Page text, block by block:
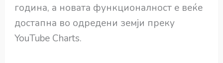
година, а новата функционалност е веќе
достапна во одредени земји преку
YouTube Charts.